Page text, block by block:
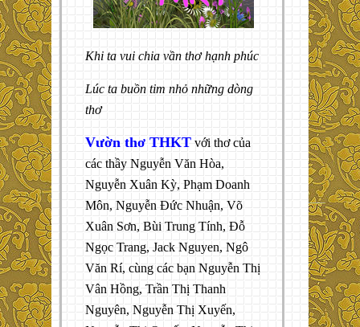
Khi ta vui chia vần thơ hạnh phúc
Lúc ta buồn tim nhỏ những dòng
thơ
Vườn thơ THKT với thơ của
các thầy Nguyễn Văn Hòa,
Nguyễn Xuân Kỳ, Phạm Doanh
Môn, Nguyễn Đức Nhuận, Võ
Xuân Sơn, Bùi Trung Tính, Đỗ
Ngọc Trang, Jack Nguyen, Ngô
Văn Rí, cùng các bạn Nguyễn Thị
Vân Hồng, Trần Thị Thanh
Nguyên, Nguyễn Thị Xuyến,